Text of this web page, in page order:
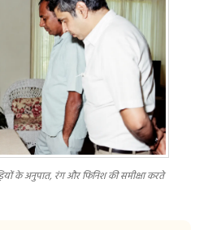
के अनुपात, रंग और फिनिश की समीक्षा करते